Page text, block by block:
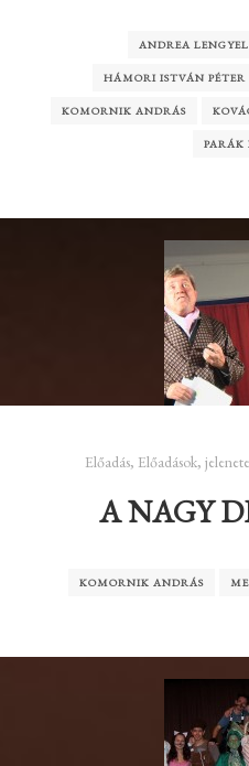
ANDREA LENGYEL
HÁMORI ISTVÁN PÉTER
KOMORNIK ANDRÁS
PARÁK
Előadás, Előadások,
A NAGY
KOMORNIK ANDRÁS